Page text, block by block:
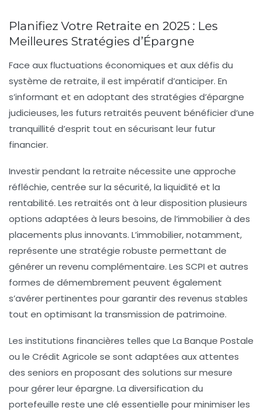
Planifiez Votre Retraite en 2025 : Les
Meilleures Stratégies d’Épargne
Face aux fluctuations économiques et aux défis du
système de retraite, il est impératif d’anticiper. En
s’informant et en adoptant des stratégies d’épargne
judicieuses, les futurs retraités peuvent bénéficier d’une
tranquillité d’esprit tout en sécurisant leur futur
financier.
Investir pendant la retraite nécessite une approche
réfléchie, centrée sur la sécurité, la liquidité et la
rentabilité. Les retraités ont à leur disposition plusieurs
options adaptées à leurs besoins, de l’immobilier à des
placements plus innovants. L’immobilier, notamment,
représente une stratégie robuste permettant de
générer un revenu complémentaire. Les SCPI et autres
formes de démembrement peuvent également
s’avérer pertinentes pour garantir des revenus stables
tout en optimisant la transmission de patrimoine.
Les institutions financières telles que La Banque Postale
ou le Crédit Agricole se sont adaptées aux attentes
des seniors en proposant des solutions sur mesure
pour gérer leur épargne. La diversification du
portefeuille reste une clé essentielle pour minimiser les